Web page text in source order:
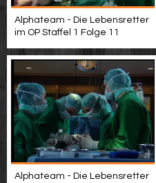
Alphateam - Die Lebensretter
im OP Staffel 1 Folge 11
Alphateam - Die Lebensretter